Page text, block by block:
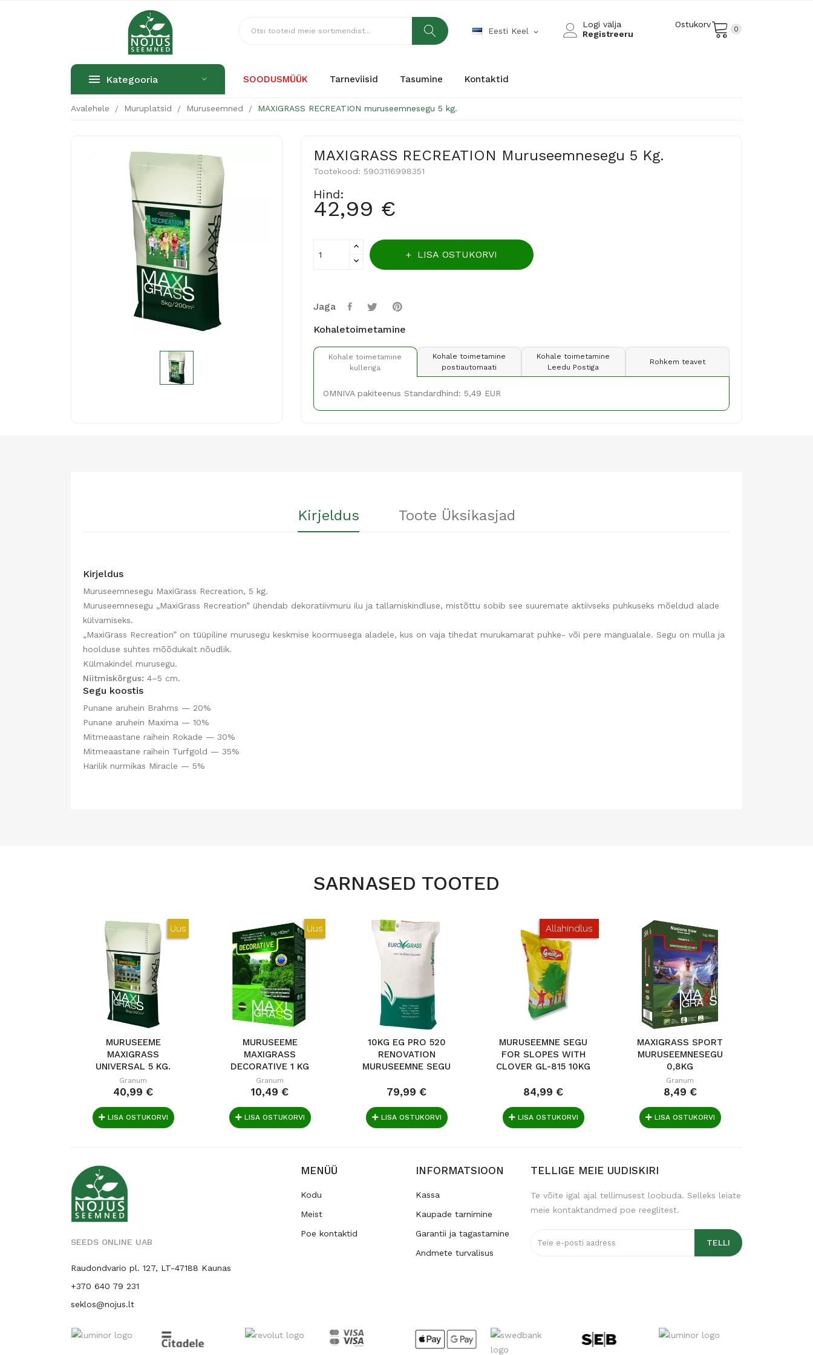
Ostukorv 0
Logi välja
Registreeru
Eesti Keel expand_more
Kategooria SOODUSMÜÜK Tarneviisid Tasumine Kontaktid
Avalehele Muruplatsid Muruseemned MAXIGRASS RECREATION muruseemnesegu 5 kg.
MAXIGRASS RECREATION Muruseemnesegu 5 Kg.
Tootekood: 5903116998351
Hind:
42,99 €
LISA OSTUKORVI
Jaga
Kohaletoimetamine
Kohale toimetamine
kulleriga
Kohale toimetamine
postiautomaati
Kohale toimetamine
Leedu Postiga
Rohkem teavet
OMNIVA pakiteenus Standardhind: 5,49 EUR
Kirjeldus Toote Üksikasjad
Kirjeldus
Muruseemnesegu MaxiGrass Recreation, 5 kg.
Muruseemnesegu „MaxiGrass Recreation” ühendab dekoratiivmuru ilu ja tallamiskindluse, mistõttu sobib see suuremate aktiivseks puhkuseks mõeldud alade
külvamiseks.
„MaxiGrass Recreation” on tüüpiline murusegu keskmise koormusega aladele, kus on vaja tihedat murukamarat puhke- või pere mängualale. Segu on mulla ja
hoolduse suhtes mõõdukalt nõudlik.
Külmakindel murusegu.
Niitmiskõrgus: 4–5 cm.
Segu koostis
Punane aruhein Brahms — 20%
Punane aruhein Maxima — 10%
Mitmeaastane raihein Rokade — 30%
Mitmeaastane raihein Turfgold — 35%
Harilik nurmikas Miracle — 5%
SARNASED TOOTED
Uus
MURUSEEME
MAXIGRASS
UNIVERSAL 5 KG.
Granum
40,99 €
LISA OSTUKORVI
Uus
MURUSEEME
MAXIGRASS
DECORATIVE 1 KG
Granum
10,49 €
LISA OSTUKORVI
10KG EG PRO 520
RENOVATION
MURUSEEMNE SEGU
79,99 €
LISA OSTUKORVI
Allahindlus
MURUSEEMNE SEGU
FOR SLOPES WITH
CLOVER GL-815 10KG
84,99 €
LISA OSTUKORVI
MAXIGRASS SPORT
MURUSEEMNESEGU
0,8KG
Granum
8,49 €
LISA OSTUKORVI
SEEDS ONLINE UAB
Raudondvario pl. 127, LT-47188 Kaunas
+370 640 79 231
seklos@nojus.lt
MENÜÜ
Kodu
Meist
Poe kontaktid
INFORMATSIOON
Kassa
Kaupade tarnimine
Garantii ja tagastamine
Andmete turvalisus
TELLIGE MEIE UUDISKIRI
Te võite igal ajal tellimusest loobuda. Selleks leiate
meie kontaktandmed poe reeglitest.